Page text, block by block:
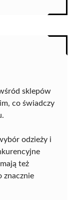
sklepów
co świadczy
odzieży i
też
znacznie